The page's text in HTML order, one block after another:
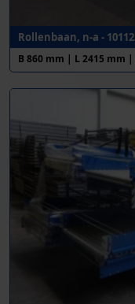
Rollenbaan, n-a -
B 860 mm | L 2415 mm